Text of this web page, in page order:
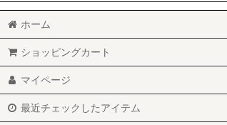
ホーム
ショッピングカート
マイページ
最近チェックしたアイテム